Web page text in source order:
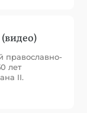
православно-
лет
II.